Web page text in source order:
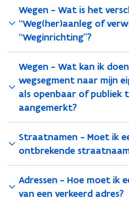
Wegen - Wat is het
“Weg(her)aanleg of
“Weginrichting”?
Wegen - Wat kan ik
wegsegment naar mijn
als openbaar of publiek
aangemerkt?
Straatnamen - Moet ik
ontbrekende
Adressen - Hoe moet ik
van een verkeerd adres?